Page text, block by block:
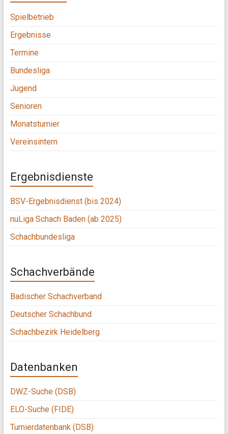
Spielbetrieb
Ergebnisse
Termine
Bundesliga
Jugend
Senioren
Monatsturnier
Vereinsintern
Ergebnisdienste
BSV-Ergebnisdienst (bis 2024)
nuLiga Schach Baden (ab 2025)
Schachbundesliga
Schachverbände
Badischer Schachverband
Deutscher Schachbund
Schachbezirk Heidelberg
Datenbanken
DWZ-Suche (DSB)
ELO-Suche (FIDE)
Turnierdatenbank (DSB)